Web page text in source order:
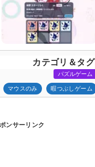
カテゴリ＆タグ
パズルゲーム
マウスのみ 暇つぶしゲーム
ンサーリンク